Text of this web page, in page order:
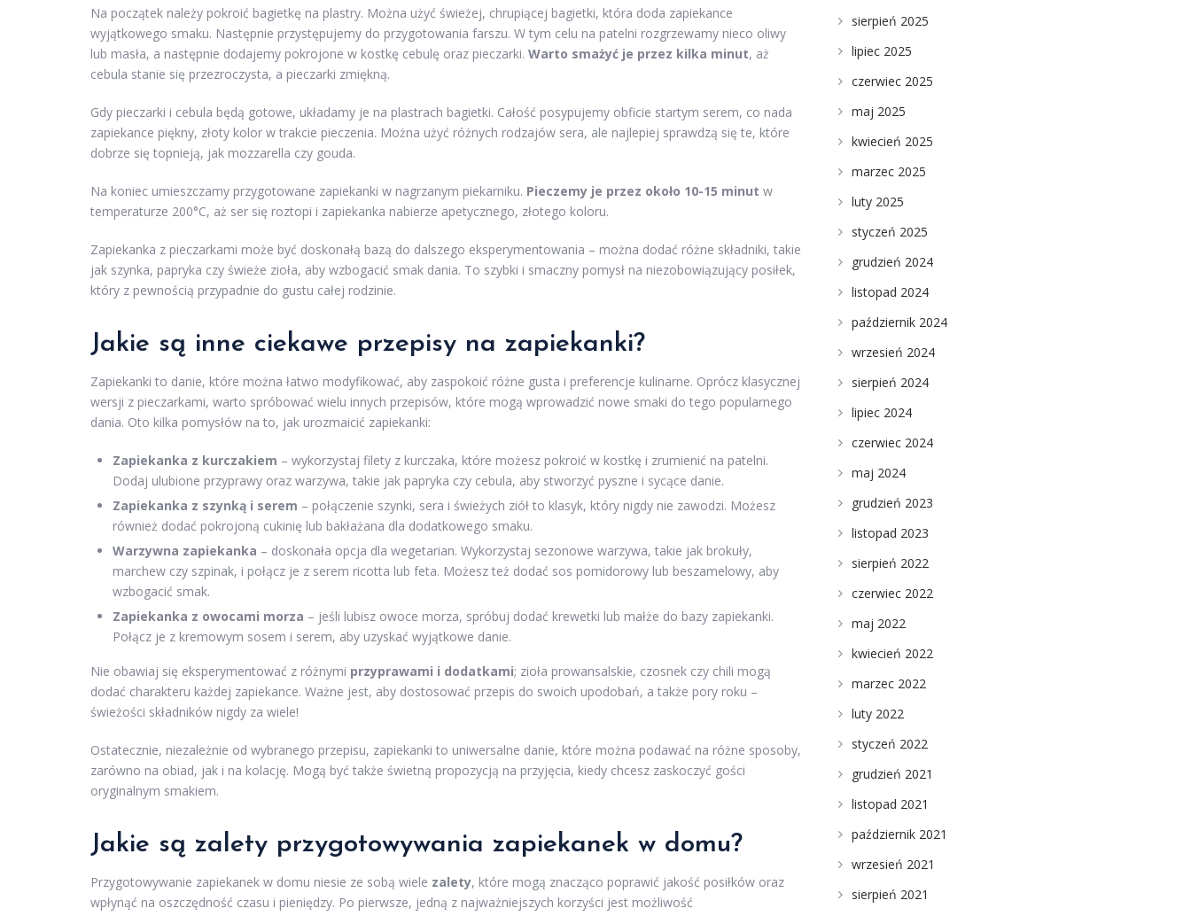
Na początek należy pokroić bagietkę na plastry. Można użyć świeżej, chrupiącej bagietki, która doda zapiekance
wyjątkowego smaku. Następnie przystępujemy do przygotowania farszu. W tym celu na patelni rozgrzewamy nieco oliwy
lub masła, a następnie dodajemy pokrojone w kostkę cebulę oraz pieczarki. Warto smażyć je przez kilka minut, aż
cebula stanie się przezroczysta, a pieczarki zmiękną.
Gdy pieczarki i cebula będą gotowe, układamy je na plastrach bagietki. Całość posypujemy obficie startym serem, co nada
zapiekance piękny, złoty kolor w trakcie pieczenia. Można użyć różnych rodzajów sera, ale najlepiej sprawdzą się te, które
dobrze się topnieją, jak mozzarella czy gouda.
Na koniec umieszczamy przygotowane zapiekanki w nagrzanym piekarniku. Pieczemy je przez około 10-15 minut w
temperaturze 200°C, aż ser się roztopi i zapiekanka nabierze apetycznego, złotego koloru.
Zapiekanka z pieczarkami może być doskonałą bazą do dalszego eksperymentowania – można dodać różne składniki, takie
jak szynka, papryka czy świeże zioła, aby wzbogacić smak dania. To szybki i smaczny pomysł na niezobowiązujący posiłek,
który z pewnością przypadnie do gustu całej rodzinie.
Jakie są inne ciekawe przepisy na zapiekanki?
Zapiekanki to danie, które można łatwo modyfikować, aby zaspokoić różne gusta i preferencje kulinarne. Oprócz klasycznej
wersji z pieczarkami, warto spróbować wielu innych przepisów, które mogą wprowadzić nowe smaki do tego popularnego
dania. Oto kilka pomysłów na to, jak urozmaicić zapiekanki:
Zapiekanka z kurczakiem – wykorzystaj filety z kurczaka, które możesz pokroić w kostkę i zrumienić na patelni.
Dodaj ulubione przyprawy oraz warzywa, takie jak papryka czy cebula, aby stworzyć pyszne i sycące danie.
Zapiekanka z szynką i serem – połączenie szynki, sera i świeżych ziół to klasyk, który nigdy nie zawodzi. Możesz
również dodać pokrojoną cukinię lub bakłażana dla dodatkowego smaku.
Warzywna zapiekanka – doskonała opcja dla wegetarian. Wykorzystaj sezonowe warzywa, takie jak brokuły,
marchew czy szpinak, i połącz je z serem ricotta lub feta. Możesz też dodać sos pomidorowy lub beszamelowy, aby
wzbogacić smak.
Zapiekanka z owocami morza – jeśli lubisz owoce morza, spróbuj dodać krewetki lub małże do bazy zapiekanki.
Połącz je z kremowym sosem i serem, aby uzyskać wyjątkowe danie.
Nie obawiaj się eksperymentować z różnymi przyprawami i dodatkami; zioła prowansalskie, czosnek czy chili mogą
dodać charakteru każdej zapiekance. Ważne jest, aby dostosować przepis do swoich upodobań, a także pory roku –
świeżości składników nigdy za wiele!
Ostatecznie, niezależnie od wybranego przepisu, zapiekanki to uniwersalne danie, które można podawać na różne sposoby,
zarówno na obiad, jak i na kolację. Mogą być także świetną propozycją na przyjęcia, kiedy chcesz zaskoczyć gości
oryginalnym smakiem.
Jakie są zalety przygotowywania zapiekanek w domu?
Przygotowywanie zapiekanek w domu niesie ze sobą wiele zalety, które mogą znacząco poprawić jakość posiłków oraz
wpłynąć na oszczędność czasu i pieniędzy. Po pierwsze, jedną z najważniejszych korzyści jest możliwość
sierpień 2025
lipiec 2025
czerwiec 2025
maj 2025
kwiecień 2025
marzec 2025
luty 2025
styczeń 2025
grudzień 2024
listopad 2024
październik 2024
wrzesień 2024
sierpień 2024
lipiec 2024
czerwiec 2024
maj 2024
grudzień 2023
listopad 2023
sierpień 2022
czerwiec 2022
maj 2022
kwiecień 2022
marzec 2022
luty 2022
styczeń 2022
grudzień 2021
listopad 2021
październik 2021
wrzesień 2021
sierpień 2021